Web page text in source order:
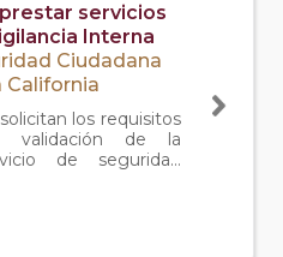
servicios
Interna
Ciudadana
California
los requisitos
validación de la
de seguridad
interna de